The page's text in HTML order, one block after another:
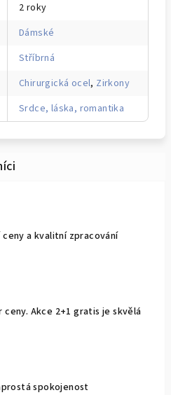
2 roky
Dámské
Stříbrná
Chirurgická ocel, Zirkony
Srdce, láska, romantika
je 5 z 5 hvězdiček.
a kvalitní zpracování
je 5 z 5 hvězdiček.
Akce 2+1 gratis je skvělá
je 5 z 5 hvězdiček.
spokojenost